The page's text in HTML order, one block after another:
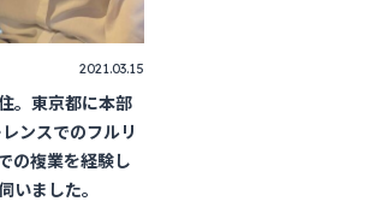
。東京都に本部
ンスでのフルリ
の複業を経験し
いました。
2021.03.15